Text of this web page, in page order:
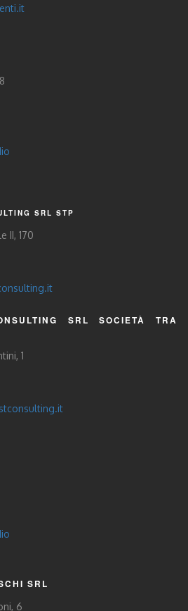
SRL STP
II, 170
SRL SOCIETÀ TRA
1
SRL
6